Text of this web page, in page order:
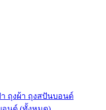
า ถุงผ้า ถุงสปันบอนด์